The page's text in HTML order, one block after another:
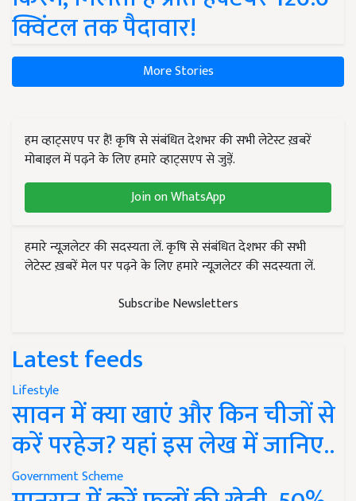
क्विंटल तक पैदावार!
More Stories
हम व्हाट्सएप पर हैं! कृषि से संबंधित देशभर की सभी लेटेस्ट ख़बरें
मोबाइल में पढ़ने के लिए हमारे व्हाट्सएप से जुड़ें.
Join on WhatsApp
हमारे न्यूज़लेटर की सदस्यता लें. कृषि से संबंधित देशभर की सभी
लेटेस्ट ख़बरें मेल पर पढ़ने के लिए हमारे न्यूज़लेटर की सदस्यता लें.
Subscribe Newsletters
Latest feeds
Lifestyle
सावन में क्या खाएं और किन चीजों से
करें परहेज? यहां इस लेख में जानिए..
Government Scheme